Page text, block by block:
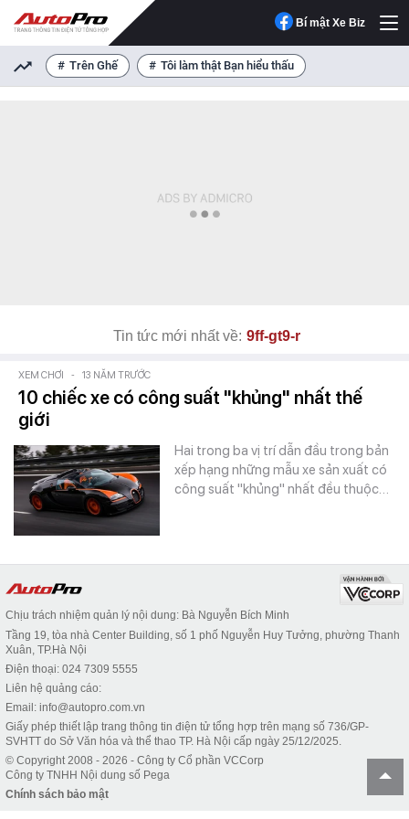
Bí mật Xe Biz
Trên Ghế Tôi làm thật Bạn hiểu thấu
Tin tức mới nhất về: 9ff-gt9-r
XEM CHƠI - 13 NĂM TRƯỚC
10 chiếc xe có công suất "khủng" nhất thế
giới
Hai trong ba vị trí dẫn đầu trong bản
xếp hạng những mẫu xe sản xuất có
công suất "khủng" nhất đều thuộc…
Chịu trách nhiệm quản lý nội dung: Bà Nguyễn Bích Minh
Tầng 19, tòa nhà Center Building, số 1 phố Nguyễn Huy Tưởng, phường Thanh
Xuân, TP.Hà Nội
Điện thoại: 024 7309 5555
Liên hệ quảng cáo:
Email: info@autopro.com.vn
Giấy phép thiết lập trang thông tin điện tử tổng hợp trên mạng số 736/GP-
SVHTT do Sở Văn hóa và thể thao TP. Hà Nội cấp ngày 25/12/2025.
© Copyright 2008 - 2026 - Công ty Cổ phần VCCorp
Công ty TNHH Nội dung số Pega
Chính sách bảo mật